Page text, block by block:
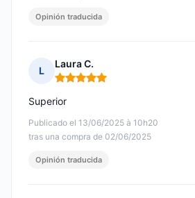
Opinión traducida
L
Laura C.
Nota: 5 de 5
Publicado el 13/06/2025 à 10h20
tras una compra de 02/06/2025
Superior
Opinión traducida